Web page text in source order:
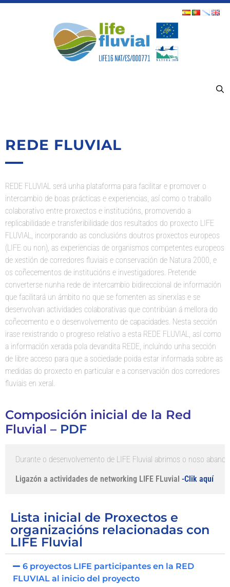
REDE FLUVIAL
REDE FLUVIAL será unha plataforma para facilitar e promover o
intercambio de boas prácticas e experiencias, así como o traballo
colaborativo entre proxectos e institucións, promovendo a
replicabilidade e transferibilidade dos resultados do proxecto LIFE
FLUVIAL, incorporando as conclusións doutros proxectos europeos
(LIFE ou non), as experiencias de organismos competentes europeos
de xestión de corredores fluviais e conservación de Natura 2000, e
os coñecementos de institucións e investigadores. Pretende
converterse nunha rede de intercambio bidireccional de información
que facilitará un ámbito no que se fomenten as sinerxías e se
desenvolvan actividades colaborativas que contribúan á mellora do
coñecemento e o desenvolvemento de capacidades. Nesta sección
irase rexistrando o progreso relativo a esta REDE FLUVIAL, así como
a información xerada pola devandita REDE, incluíndo unha sección
de libre acceso para que a sociedade poida estar informada sobre as
medidas do proxecto en particular e a conservación dos corredores
fluviais en xeral.
Composición inicial de la Red
Fluvial – PDF
Durante o desenvolvemento de LIFE Fluvial abrimos o noso
Ligazón a actividades de networking LIFE FLuvial -Clik aquí
Lista inicial de Proxectos e
organizacións relacionadas con
LIFE Fluvial
6 proyectos LIFE participantes en la RED
FLUVIAL al inicio del proyecto